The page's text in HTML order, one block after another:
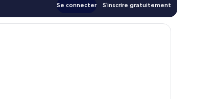
Se connecter S’inscrire gratuitement